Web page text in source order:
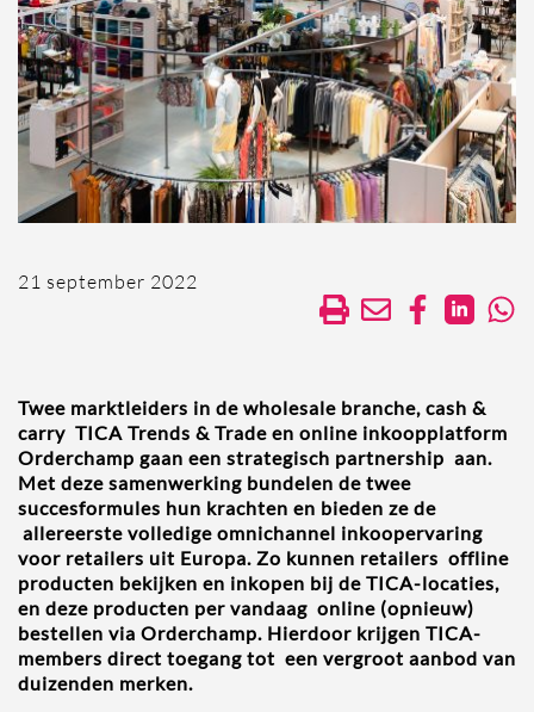
21 september 2022
Twee marktleiders in de wholesale branche, cash &
carry TICA Trends & Trade en online inkoopplatform
Orderchamp gaan een strategisch partnership aan.
Met deze samenwerking bundelen de twee
succesformules hun krachten en bieden ze de
allereerste volledige omnichannel inkoopervaring
voor retailers uit Europa. Zo kunnen retailers offline
producten bekijken en inkopen bij de TICA-locaties,
en deze producten per vandaag online (opnieuw)
bestellen via Orderchamp. Hierdoor krijgen TICA-
members direct toegang tot een vergroot aanbod van
duizenden merken.